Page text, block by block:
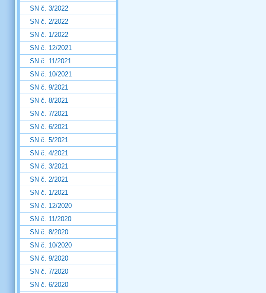
SN č. 3/2022
SN č. 2/2022
SN č. 1/2022
SN č. 12/2021
SN č. 11/2021
SN č. 10/2021
SN č. 9/2021
SN č. 8/2021
SN č. 7/2021
SN č. 6/2021
SN č. 5/2021
SN č. 4/2021
SN č. 3/2021
SN č. 2/2021
SN č. 1/2021
SN č. 12/2020
SN č. 11/2020
SN č. 8/2020
SN č. 10/2020
SN č. 9/2020
SN č. 7/2020
SN č. 6/2020